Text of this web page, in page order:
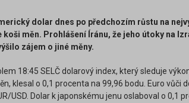
dolar dnes po předchozím růstu na
koši měn. Prohlášení Íránu, že jeho útoky na
zájem o jiné měny.
18:45 SELČ dolarový index, který sleduje
klesal o 0,1 procenta na 99,96 bodu. Euro vůči
USD. Dolar k japonskému jenu oslaboval o 0,1